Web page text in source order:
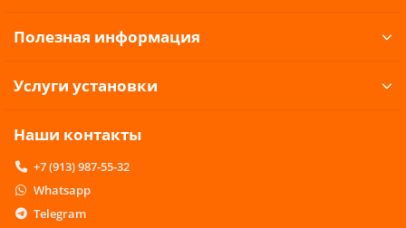
Полезная информация
Услуги установки
Наши контакты
+7 (913) 987-55-32
Whatsapp
Telegram